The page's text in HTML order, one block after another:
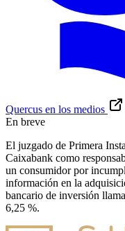
Quercus en los medios
En breve
El juzgado de Primera
Caixabank como
un consumidor por
información en la
bancario de inversión
6,25 %.